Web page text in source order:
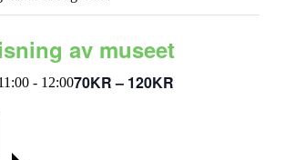
av museet
- 12:0070KR – 120KR